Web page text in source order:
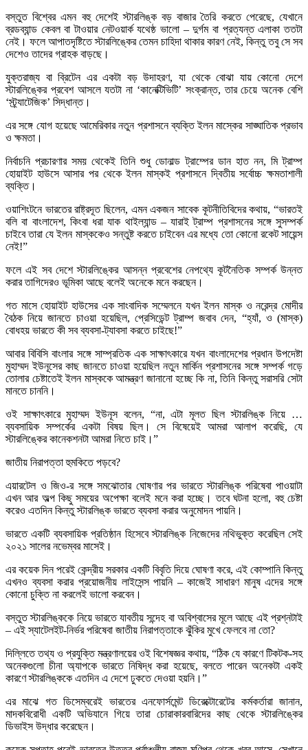
বস্তুত বিশ্বের এমন বহু দেশেই স্টারলিঙ্ক বড় বাজার তৈরি করতে পেরেছে, যেখানে
ব্রডব্যান্ড কেবল বা টাওয়ার নেটওয়ার্ক যথেষ্ঠ ভালো – দুর্গম বা প্রত্যন্ত এলাকা ততটা
নেই। ফলে আপাতদৃষ্টিতে স্টারলিঙ্কের তেমন চাহিদা থাকার কারণ নেই, কিন্তু তবু সে সব
দেশেও তাদের গ্রাহক বাড়ছে।
যুক্তরাজ্য বা ব্রিটেন এর একটা বড় উদাহরণ, যা থেকে বোঝা যায় কোনো দেশে
স্টারলিঙ্কের প্রবেশ আসলে যতটা না ‘কানেক্টিভিটি’ সংক্রান্ত, তার চেয়ে অনেক বেশি
‘স্ট্র্যাটেজিক’ সিদ্ধান্ত।
এর সঙ্গে যোগ হয়েছে আমেরিকার নতুন প্রশাসনে ব্যক্তি ইলন মাস্কের সাঙ্ঘাতিক প্রভাব
ও ক্ষমতা।
নির্বাচনি প্রচারণার সময় থেকেই তিনি শুধু ডোনাল্ড ট্রাম্পের ডান হাত নন, মি ট্রাম্প
হোয়াইট হাউসে আসার পর থেকে ইলন মাস্কই প্রশাসনে দ্বিতীয় সর্বোচ্চ ক্ষমতাশালী
ব্যক্তি।
ওয়াশিংটনে ভারতের রাষ্ট্রদূত ছিলেন, এমন একজন সাবেক কূটনীতিবিদের কথায়, “ভারতই
বলি বা বাংলাদেশ, কিংবা ধরা যাক থাইল্যান্ড – যারাই ট্রাম্প প্রশাসনের সঙ্গে সুসম্পর্ক
চাইবে তারা যে ইলন মাস্ককেও সন্তুষ্ট করতে চাইবেন এর মধ্যে তো কোনো রকেট সায়েন্স
নেই!”
ফলে এই সব দেশে স্টারলিঙ্কের আসন্ন প্রবেশের নেপথ্যে কূটনৈতিক সম্পর্ক উন্নত
করার তাগিদেরও ভূমিকা আছে বলেই অনেকে মনে করছেন।
গত মাসে হোয়াইট হাউসের এক সাংবাদিক সম্মেলনে যখন ইলন মাস্ক ও নরেন্দ্র মোদীর
বৈঠক নিয়ে জানতে চাওয়া হয়েছিল, প্রেসিডেন্ট ট্রাম্প জবাব দেন, “হ্যাঁ, ও (মাস্ক)
বোধহয় ভারতে কী সব ব্যবসা-ট্যাবসা করতে চাইছে!”
আবার বিবিসি বাংলার সঙ্গে সাম্প্রতিক এক সাক্ষাৎকারে যখন বাংলাদেশের প্রধান উপদেষ্টা
মুহাম্মদ ইউনূসের কাছ জানতে চাওয়া হয়েছিল নতুন মার্কিন প্রশাসনের সঙ্গে সম্পর্ক গড়ে
তোলার চেষ্টাতেই ইলন মাস্ককে আমন্ত্রণ জানানো হচ্ছে কি না, তিনি কিন্তু সরাসরি সেটা
মানতে চাননি।
ওই সাক্ষাৎকারে মুহাম্মদ ইউনূস বলেন, “না, এটা মূলত ছিল স্টারলিঙ্ক নিয়ে …
ব্যবসায়িক সম্পর্কের একটা বিষয় ছিল। সে বিষেয়েই আমরা আলাপ করেছি, যে
স্টারলিঙ্কের কানেকশনটা আমরা নিতে চাই।”
জাতীয় নিরাপত্তা হুমকিতে পড়বে?
এয়ারটেল ও জিও-র সঙ্গে সমঝোতার ঘোষণার পর ভারতে স্টারলিঙ্ক পরিষেবা পাওয়াটা
এখন আর অল্প কিছু সময়ের অপেক্ষা বলেই মনে করা হচ্ছে। তবে ঘটনা হলো, বহু চেষ্টা
করেও এতদিন কিন্তু স্টারলিঙ্ক ভারতে ব্যবসা করার অনুমোদন পায়নি।
ভারতে একটি ব্যবসায়িক প্রতিষ্ঠান হিসেবে স্টারলিঙ্ক নিজেদের নথিভুক্ত করেছিল সেই
২০২১ সালের নভেম্বর মাসেই।
এর কয়েক দিন পরেই কেন্দ্রীয় সরকার একটি বিবৃতি দিয়ে ঘোষণা করে, এই কোম্পানি কিন্তু
এখনও ব্যবসা করার প্রয়োজনীয় লাইসেন্স পায়নি – কাজেই সাধারণ মানুষ এদের সঙ্গে
কোনো চুক্তি না করলেই ভালো করবেন।
বস্তুত স্টারলিঙ্ককে নিয়ে ভারতে যাবতীয় সন্দেহ বা অবিশ্বাসের মূলে আছে এই প্রশ্নটাই
– এই স্যাটেলইট-নির্ভর পরিষেবা জাতীয় নিরাপত্তাকে ঝুঁকির মুখে ফেলবে না তো?
দিল্লিতে তথ্য ও প্রযুক্তি মন্ত্রণালয়ের ওই বিশেষজ্ঞর কথায়, “ঠিক যে কারণে টিকটক-সহ
অনেকগুলো চীনা অ্যাপকে ভারতে নিষিদ্ধ করা হয়েছে, বলতে পারেন অনেকটা একই
কারণে স্টারলিঙ্ককে এতদিন এ দেশে ঢুকতে দেওয়া হয়নি।”
এর মাঝে গত ডিসেম্বরেই ভারতের এনফোর্সমেন্ট ডিরেক্টোরেটের কর্মকর্তারা জানান,
মাদকবিরোধী একটি অভিযানে গিয়ে তারা চোরাকারবারিদের কাছ থেকে স্টারলিঙ্কের
ডিভাইস উদ্ধার করেছেন।